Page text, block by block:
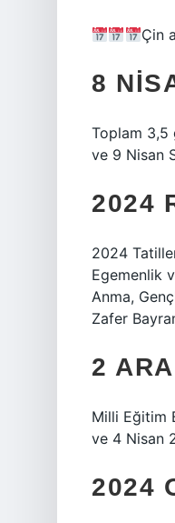
Çin
8
Toplam 3,5
ve 9 Nisan
2024
2024
Egemenlik
Anma,
Zafer
2
Milli Eğitim
ve 4 Nisan
2024